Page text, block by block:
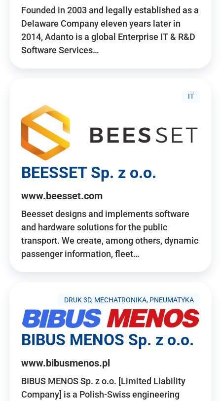
Founded in 2003 and legally established as a
Delaware Company eleven years later in
2014, Adanto is a global Enterprise IT & R&D
Software Services…
IT
BEESSET Sp. z o.o.
www.beesset.com
Beesset designs and implements software
and hardware solutions for the public
transport. We create, among others, dynamic
passenger information, fleet…
DRUK 3D, MECHATRONIKA, PNEUMATYKA
BIBUS MENOS Sp. z o.o.
www.bibusmenos.pl
BIBUS MENOS Sp. z o.o. [Limited Liability
Company] is a Polish-Swiss engineering